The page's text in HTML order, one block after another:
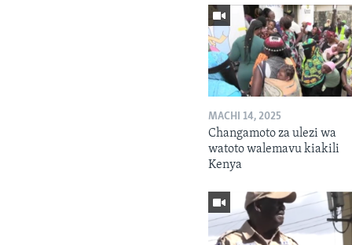
MACHI 14, 2025
Changamoto za ulezi wa
watoto walemavu kiakili
Kenya